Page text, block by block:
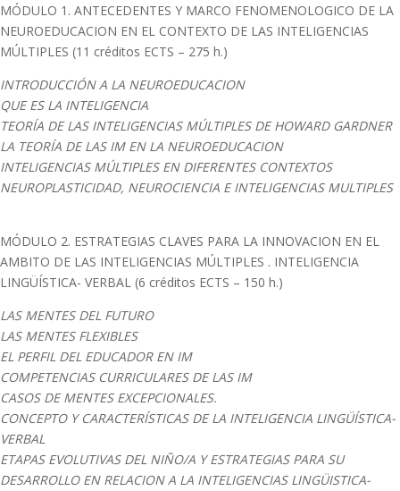
MÓDULO 1. ANTECEDENTES Y MARCO FENOMENOLOGICO DE LA
NEUROEDUCACION EN EL CONTEXTO DE LAS INTELIGENCIAS
MÚLTIPLES (11 créditos ECTS – 275 h.)
INTRODUCCIÓN A LA NEUROEDUCACION
QUE ES LA INTELIGENCIA
TEORÍA DE LAS INTELIGENCIAS MÚLTIPLES DE HOWARD GARDNER
LA TEORÍA DE LAS IM EN LA NEUROEDUCACION
INTELIGENCIAS MÚLTIPLES EN DIFERENTES CONTEXTOS
NEUROPLASTICIDAD, NEUROCIENCIA E INTELIGENCIAS MULTIPLES
MÓDULO 2. ESTRATEGIAS CLAVES PARA LA INNOVACION EN EL
AMBITO DE LAS INTELIGENCIAS MÚLTIPLES . INTELIGENCIA
LINGÜÍSTICA- VERBAL (6 créditos ECTS – 150 h.)
LAS MENTES DEL FUTURO
LAS MENTES FLEXIBLES
EL PERFIL DEL EDUCADOR EN IM
COMPETENCIAS CURRICULARES DE LAS IM
CASOS DE MENTES EXCEPCIONALES.
CONCEPTO Y CARACTERÍSTICAS DE LA INTELIGENCIA LINGÜÍSTICA-
VERBAL
ETAPAS EVOLUTIVAS DEL NIÑO/A Y ESTRATEGIAS PARA SU
DESARROLLO EN RELACION A LA INTELIGENCIAS LINGÜISTICA-